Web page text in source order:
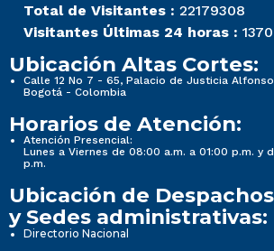
Total de Visitantes : 22179308
Visitantes Últimas 24 horas :
Ubicación Altas Cortes:
Calle 12 No 7 - 65, Palacio de Justicia Alfonso
Bogotá - Colombia
Horarios de Atención:
Atención Presencial:
Lunes a Viernes de 08:00 a.m. a 01:00 p.m. y
p.m.
Ubicación de
y Sedes administrativas:
Directorio Nacional